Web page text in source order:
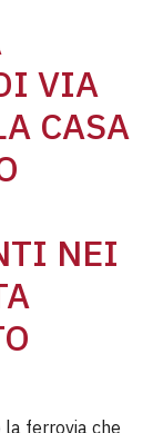
VIA
CASA
NEI
la ferrovia che